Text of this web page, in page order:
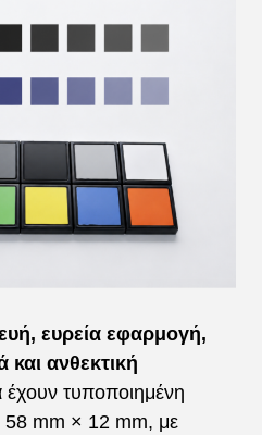
ευρεία εφαρμογή,
ανθεκτική
τυποποιημένη
mm × 12 mm, με